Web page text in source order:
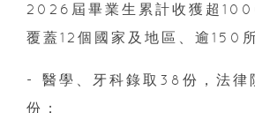
2026屆畢業生累計收獲超
覆蓋12個國家及地區、逾150
- 醫學、牙科錄取38份，法律
份；